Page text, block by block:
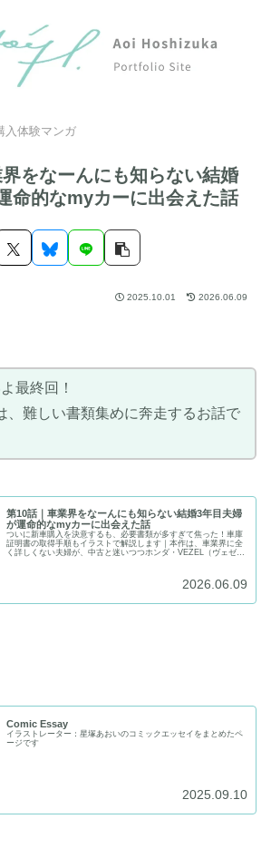
入体験マンガ
をなーんにも知らない結婚
命的なmyカーに出会えた話
2025.10.01 2026.06.09
最終回！
、難しい書類集めに奔走するお話で
第10話｜車業界をなーんにも知らない結婚3年目夫婦
が運命的なmyカーに出会えた話
ついに新車購入を決意するも、必要書類が多すぎて焦った！車庫
証明書の取得手順もイラストで解説します｜本作は、車業界に全
く詳しくない夫婦が、中古と迷いつつホンダ・VEZEL（ヴェゼ
2026.06.09
Comic Essay
イラストレーター：星塚あおいのコミックエッセイをまとめたペ
ージです
2025.09.10